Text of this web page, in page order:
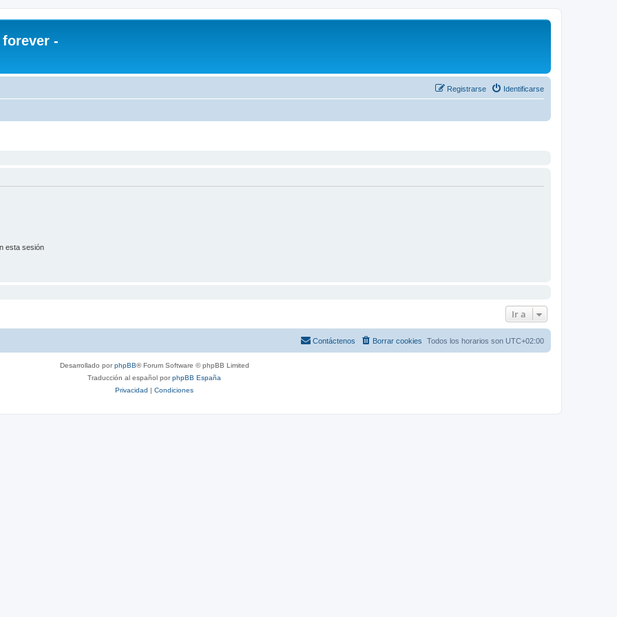
forever -
Identificarse
Registrarse
esta sesión
Ir a
Todos los horarios son UTC+02:00
Borrar cookies
Contáctenos
Desarrollado porphpBB® Forum Software © phpBB Limited
Traducción al español porphpBB España
Privacidad | Condiciones